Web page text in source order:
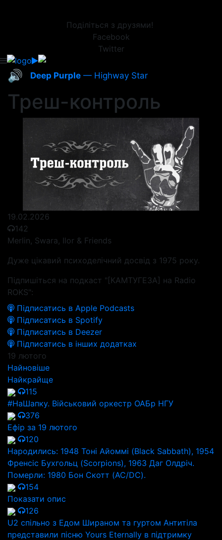
Поділіться з друзями!
Facebook
Twitter
🔊 Deep Purple — Highway Star
Треш-контроль
19.02.2026
142
Merlin, Swara, Ilor & Friends
Дуже цікавий психоделічний досвід з 1975 року.
Підпишіться на подкаст "[КАМТУГЕЗА] на Radio
ROKS":
Підписатись в Apple Podcasts
Підписатись в Spotify
Підписатись в Deezer
Підписатись в інших додатках
19 лютого
Найновіше
Найкрайще
115
#НаШапку. Військовий оркестр ОАБр НГУ
376
Ефір за 19 лютого
120
Народились: 1948 Тоні Айоммі (Black Sabbath), 1954
Френсіс Бухгольц (Scorpions), 1963 Даг Олдріч.
Померли: 1980 Бон Скотт (AC/DC).
154
Показати опис
126
U2 спільно з Едом Шираном та гуртом Антитіла
представили пісню Yours Eternally в підтримку